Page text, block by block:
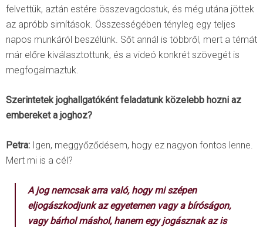
felvettük, aztán estére összevagdostuk, és még utána jöttek
az apróbb simítások. Összességében tényleg egy teljes
napos munkáról beszélünk. Sőt annál is többről, mert a témát
már előre kiválasztottunk, és a videó konkrét szövegét is
megfogalmaztuk.
Szerintetek joghallgatóként feladatunk közelebb hozni az
embereket a joghoz?
Petra: Igen, meggyőződésem, hogy ez nagyon fontos lenne.
Mert mi is a cél?
A jog nemcsak arra való, hogy mi szépen
eljogászkodjunk az egyetemen vagy a bíróságon,
vagy bárhol máshol, hanem egy jogásznak az is